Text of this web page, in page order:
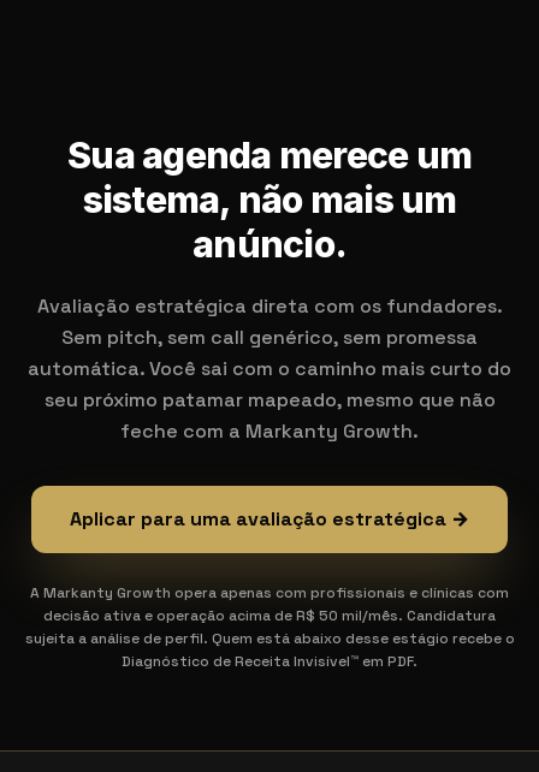
Sua agenda merece um
sistema, não mais um
anúncio.
Avaliação estratégica direta com os fundadores.
Sem pitch, sem call genérico, sem promessa
automática. Você sai com o caminho mais curto do
seu próximo patamar mapeado, mesmo que não
feche com a Markanty Growth.
Aplicar para uma avaliação estratégica →
A Markanty Growth opera apenas com profissionais e clínicas com
decisão ativa e operação acima de R$ 50 mil/mês. Candidatura
sujeita a análise de perfil. Quem está abaixo desse estágio recebe o
Diagnóstico de Receita Invisível™ em PDF.